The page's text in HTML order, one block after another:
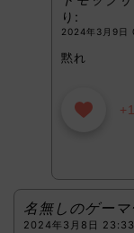
り:
2024年3月9日
黙れ
+1
名無しのゲーマ
2024年3月8日 23:33